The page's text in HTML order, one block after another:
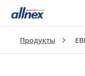
Продукты